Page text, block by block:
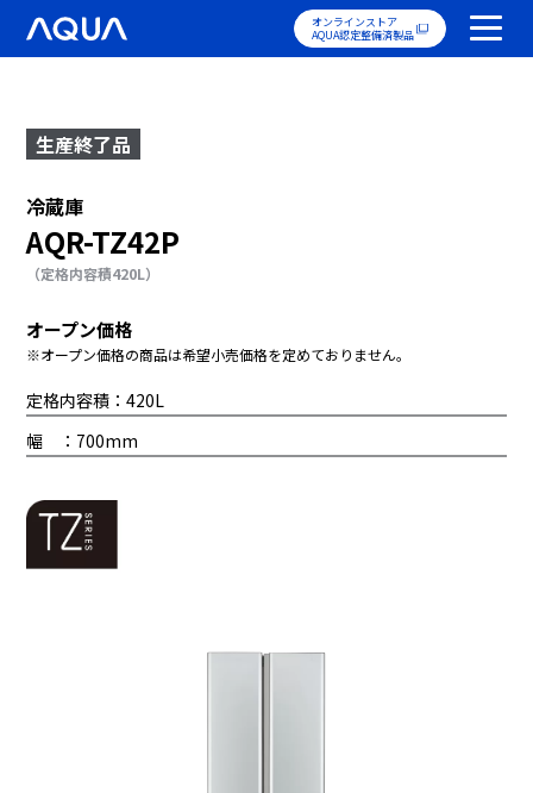
オンラインストア
AQUA認定整備済製品
生産終了品
冷蔵庫
AQR-TZ42P
（定格内容積420L）
オープン価格
※オープン価格の商品は希望小売価格を定めておりません。
定格内容積：420L
幅 ：700mm